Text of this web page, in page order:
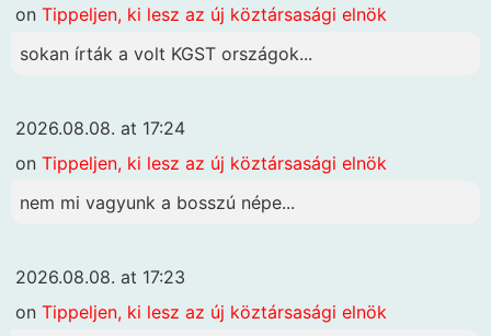
on Tippeljen, ki lesz az új köztársasági elnök
sokan írták a volt KGST országok...
2026.08.08. at 17:24
on Tippeljen, ki lesz az új köztársasági elnök
nem mi vagyunk a bosszú népe...
2026.08.08. at 17:23
on Tippeljen, ki lesz az új köztársasági elnök